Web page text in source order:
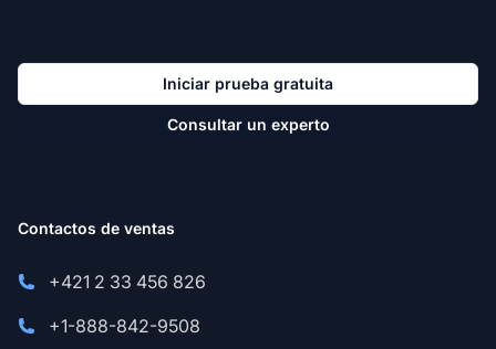
Iniciar prueba gratuita
Consultar un experto
Contactos de ventas
+421 2 33 456 826
+1-888-842-9508